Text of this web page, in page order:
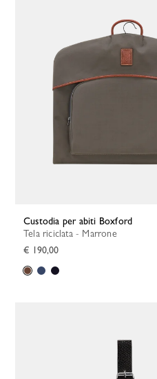
Custodia per abiti Boxford
Tela riciclata - Marrone
€ 190,00